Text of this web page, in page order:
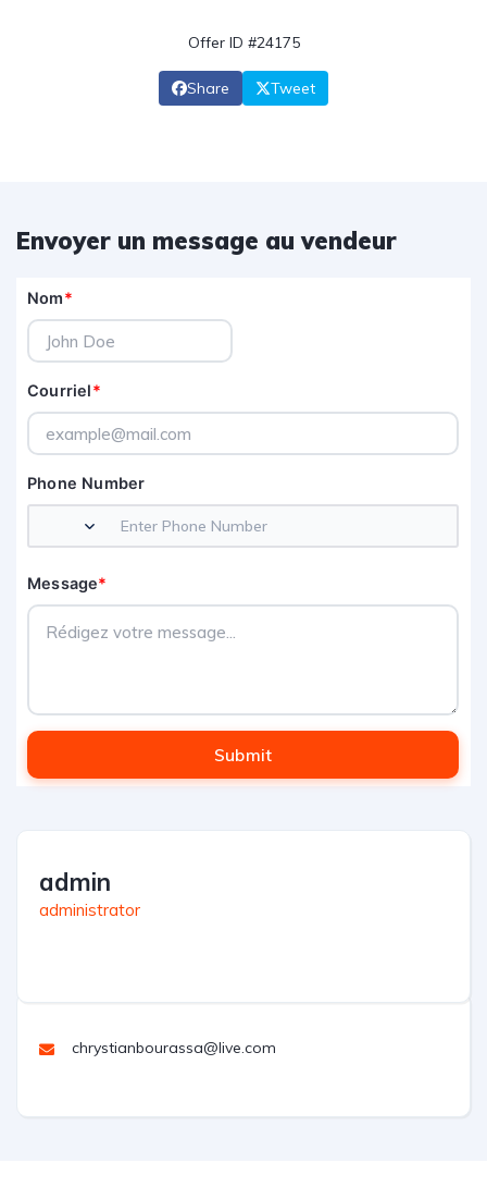
Offer ID #24175
Share Tweet
Envoyer un message au vendeur
Nom*
Courriel*
Phone Number
Message*
Submit
admin
administrator
chrystianbourassa@live.com